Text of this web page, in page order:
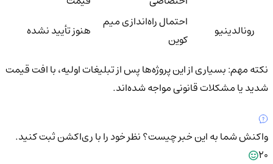
رونالدینیو
احتمال راه‌اندازی میم
کوین
هنوز تأیید نشده
نکته مهم: بسیاری از این پروژه‌ها پس از تبلیغات اولیه، با افت قیمت
شدید یا مشکلات قانونی مواجه شده‌اند.
واکنش شما به این خبر چیست؟نظر خود را با ری‌اکشن ثبت کنید.
20